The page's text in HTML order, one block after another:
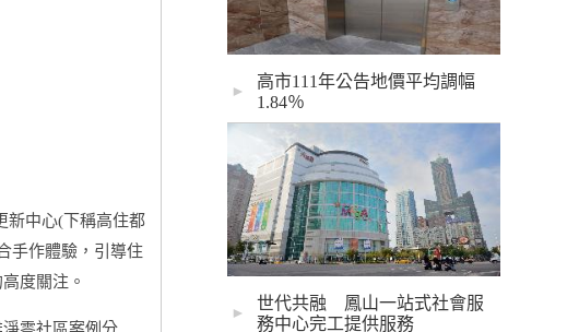
新中心( 下稱高住都
手作體驗，引導住
度關注。
零社區案例分
►
高市111年公告地價平均調幅
1.84％
►
世代共融 鳳山一站式社會服
務中心完工提供服務